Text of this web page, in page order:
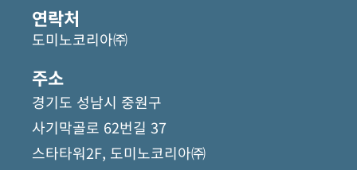
연락처
도미노코리아㈜
주소
경기도 성남시 중원구
사기막골로 62번길 37
스타타워2F, 도미노코리아㈜